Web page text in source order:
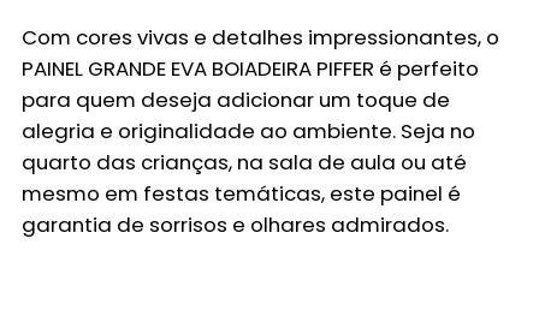
Com cores vivas e detalhes impressionantes, o
PAINEL GRANDE EVA BOIADEIRA PIFFER é perfeito
para quem deseja adicionar um toque de
alegria e originalidade ao ambiente. Seja no
quarto das crianças, na sala de aula ou até
mesmo em festas temáticas, este painel é
garantia de sorrisos e olhares admirados.